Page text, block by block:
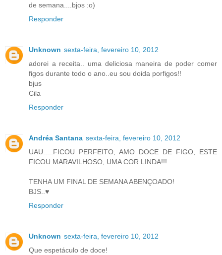
de semana....bjos :o)
Responder
Unknown sexta-feira, fevereiro 10, 2012
adorei a receita.. uma deliciosa maneira de poder comer
figos durante todo o ano..eu sou doida porfigos!!
bjus
Cila
Responder
Andréa Santana sexta-feira, fevereiro 10, 2012
UAU.....FICOU PERFEITO, AMO DOCE DE FIGO, ESTE
FICOU MARAVILHOSO, UMA COR LINDA!!!
TENHA UM FINAL DE SEMANA ABENÇOADO!
BJS..♥
Responder
Unknown sexta-feira, fevereiro 10, 2012
Que espetáculo de doce!